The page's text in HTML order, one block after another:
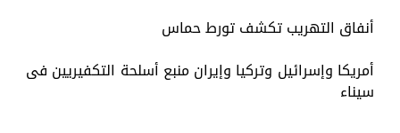
أنفاق التهريب تكشف تورط حماس
أمريكا وإسرائيل وتركيا وإيران منبع أسلحة التكفيريين فى
سيناء